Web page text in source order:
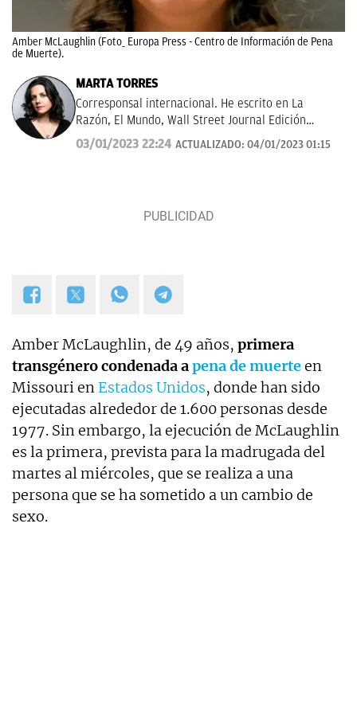
Amber McLaughlin (Foto_ Europa Press - Centro de Información de Pena
de Muerte).
MARTA TORRES
Corresponsal internacional. He escrito en La
Razón, El Mundo, Wall Street Journal Edición
Américas.
03/01/2023 22:24 ACTUALIZADO: 04/01/2023 01:15
Amber McLaughlin, de 49 años, primera
transgénero condenada apena de muerteen
Missouri en Estados Unidos, donde han sido
ejecutadas alrededor de 1.600 personas desde
1977. Sin embargo, la ejecución de McLaughlin
es la primera, prevista para la madrugada del
martes al miércoles, que se realiza a una
persona que se ha sometido a un cambio de
sexo.